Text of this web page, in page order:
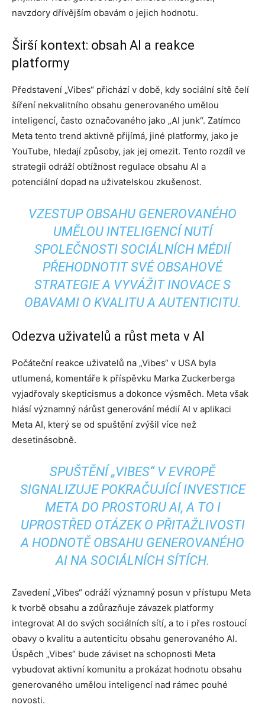
navzdory dřívějším obavám o jejich hodnotu.
Širší kontext: obsah AI a reakce
platformy
Představení „Vibes“ přichází v době, kdy sociální sítě čelí
šíření nekvalitního obsahu generovaného umělou
inteligencí, často označovaného jako „AI junk“. Zatímco
Meta tento trend aktivně přijímá, jiné platformy, jako je
YouTube, hledají způsoby, jak jej omezit. Tento rozdíl ve
strategii odráží obtížnost regulace obsahu AI a
potenciální dopad na uživatelskou zkušenost.
VZESTUP OBSAHU GENEROVANÉHO
UMĚLOU INTELIGENCÍ NUTÍ
SPOLEČNOSTI SOCIÁLNÍCH MÉDIÍ
PŘEHODNOTIT SVÉ OBSAHOVÉ
STRATEGIE A VYVÁŽIT INOVACE S
OBAVAMI O KVALITU A AUTENTICITU.
Odezva uživatelů a růst meta v AI
Počáteční reakce uživatelů na „Vibes“ v USA byla
utlumená, komentáře k příspěvku Marka Zuckerberga
vyjadřovaly skepticismus a dokonce výsměch. Meta však
hlásí významný nárůst generování médií AI v aplikaci
Meta AI, který se od spuštění zvýšil více než
desetinásobně.
SPUŠTĚNÍ „VIBES“ V EVROPĚ
SIGNALIZUJE POKRAČUJÍCÍ INVESTICE
META DO PROSTORU AI, A TO I
UPROSTŘED OTÁZEK O PŘITAŽLIVOSTI
A HODNOTĚ OBSAHU GENEROVANÉHO
AI NA SOCIÁLNÍCH SÍTÍCH.
Zavedení „Vibes“ odráží významný posun v přístupu Meta
k tvorbě obsahu a zdůrazňuje závazek platformy
integrovat AI do svých sociálních sítí, a to i přes rostoucí
obavy o kvalitu a autenticitu obsahu generovaného AI.
Úspěch „Vibes“ bude záviset na schopnosti Meta
vybudovat aktivní komunitu a prokázat hodnotu obsahu
generovaného umělou inteligencí nad rámec pouhé
novosti.